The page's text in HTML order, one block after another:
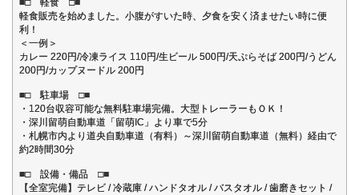
■□ 軽食 □■
軽食販売を始めました。小腹がすいた時、夕食を安く済ませたい時に便
利！
＜一例＞
カレー 220円/冷凍ライス 110円/生ビール 500円/天ぷらそば 200円/うどん
200円/カップヌードル 200円
■□ 駐車場 □■
・120台収容可能な無料駐車場完備。大型トレーラーもＯＫ！
・深川留萌自動車道「留萌IC」より車で5分
・札幌市内より道央自動車道（有料）～深川留萌自動車道（無料）経由で
約2時間30分
■□ 設備・備品 □■
【全室完備】テレビ / 冷蔵庫 / ハンドタオル / バスタオル / 歯磨きセット /